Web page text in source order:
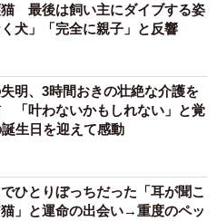
猫 最後は飼い主にダイブする姿
犬」「完全に親子」と反響
明、3時間おきの壮絶な介護を
「叶わないかもしれない」と覚
生日を迎えて感動
ひとりぼっちだった「耳が聞こ
」と運命の出会い→重度のペッ